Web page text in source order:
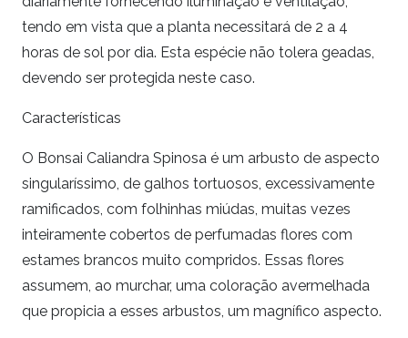
tendo em vista que a planta necessitará de 2 a 4
horas de sol por dia. Esta espécie não tolera geadas,
devendo ser protegida neste caso.
Características
O Bonsai Caliandra Spinosa é um arbusto de aspecto
singularíssimo, de galhos tortuosos, excessivamente
ramificados, com folhinhas miúdas, muitas vezes
inteiramente cobertos de perfumadas flores com
estames brancos muito compridos. Essas flores
assumem, ao murchar, uma coloração avermelhada
que propicia a esses arbustos, um magnífico aspecto.